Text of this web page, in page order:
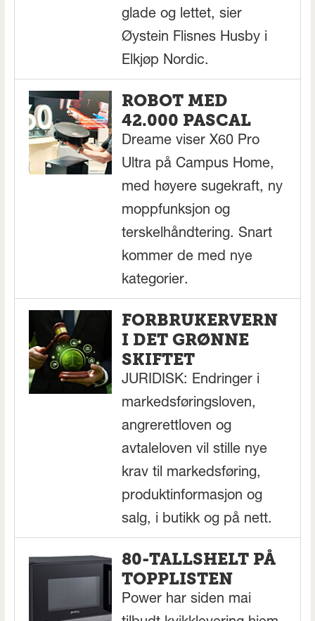
glade og lettet, sier
Øystein Flisnes Husby i
Elkjøp Nordic.
ROBOT MED
42.000 PASCAL
Dreame viser X60 Pro
Ultra på Campus Home,
med høyere sugekraft, ny
moppfunksjon og
terskelhåndtering. Snart
kommer de med nye
kategorier.
FORBRUKERVERN
I DET GRØNNE
SKIFTET
JURIDISK: Endringer i
markedsføringsloven,
angrerettloven og
avtaleloven vil stille nye
krav til markedsføring,
produktinformasjon og
salg, i butikk og på nett.
80-TALLSHELT PÅ
TOPPLISTEN
Power har siden mai